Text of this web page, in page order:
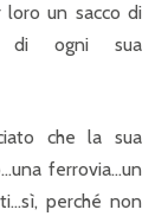
un sacco di
di ogni sua
che la sua
ferrovia…un
perché non